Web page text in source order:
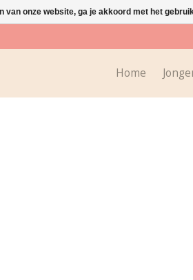
Home
van onze website, ga je akkoord met het